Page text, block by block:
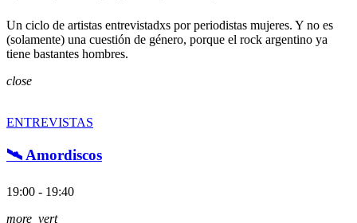
Un ciclo de artistas entrevistadxs por periodistas mujeres. Y no es
(solamente) una cuestión de género, porque el rock argentino ya
tiene bastantes hombres.
close
ENTREVISTAS
🛰️ Amordiscos
19:00 - 19:40
more_vert